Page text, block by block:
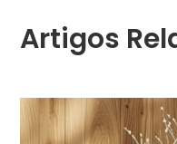
Artigos